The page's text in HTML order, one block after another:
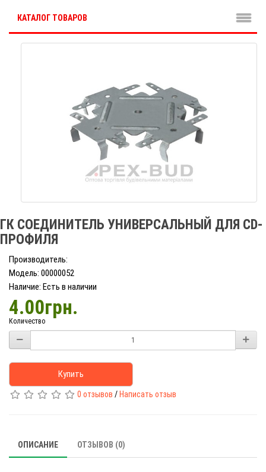
КАТАЛОГ ТОВАРОВ
ГК СОЕДИНИТЕЛЬ УНИВЕРСАЛЬНЫЙ ДЛЯ CD-
ПРОФИЛЯ
Производитель:
Модель: 00000052
Наличие: Есть в наличии
4.00грн.
Количество
Купить
0 отзывов / Написать отзыв
ОПИСАНИЕ ОТЗЫВОВ (0)